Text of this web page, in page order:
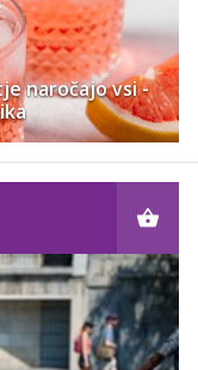
naročajo vsi -